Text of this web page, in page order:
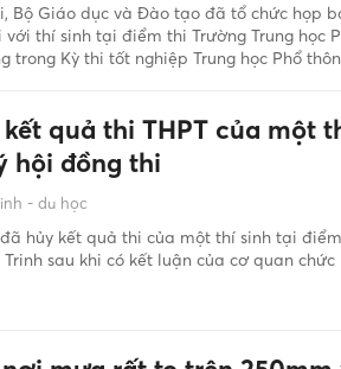
Bộ Giáo dục và Đào tạo đã tổ chức họp
thí sinh tại điểm thi Trường Trung học
trong Kỳ thi tốt nghiệp Trung học Phổ
quả thi THPT của một
hội đồng thi
- du học
hủy kết quả thi của một thí sinh tại
Trinh sau khi có kết luận của cơ quan chức